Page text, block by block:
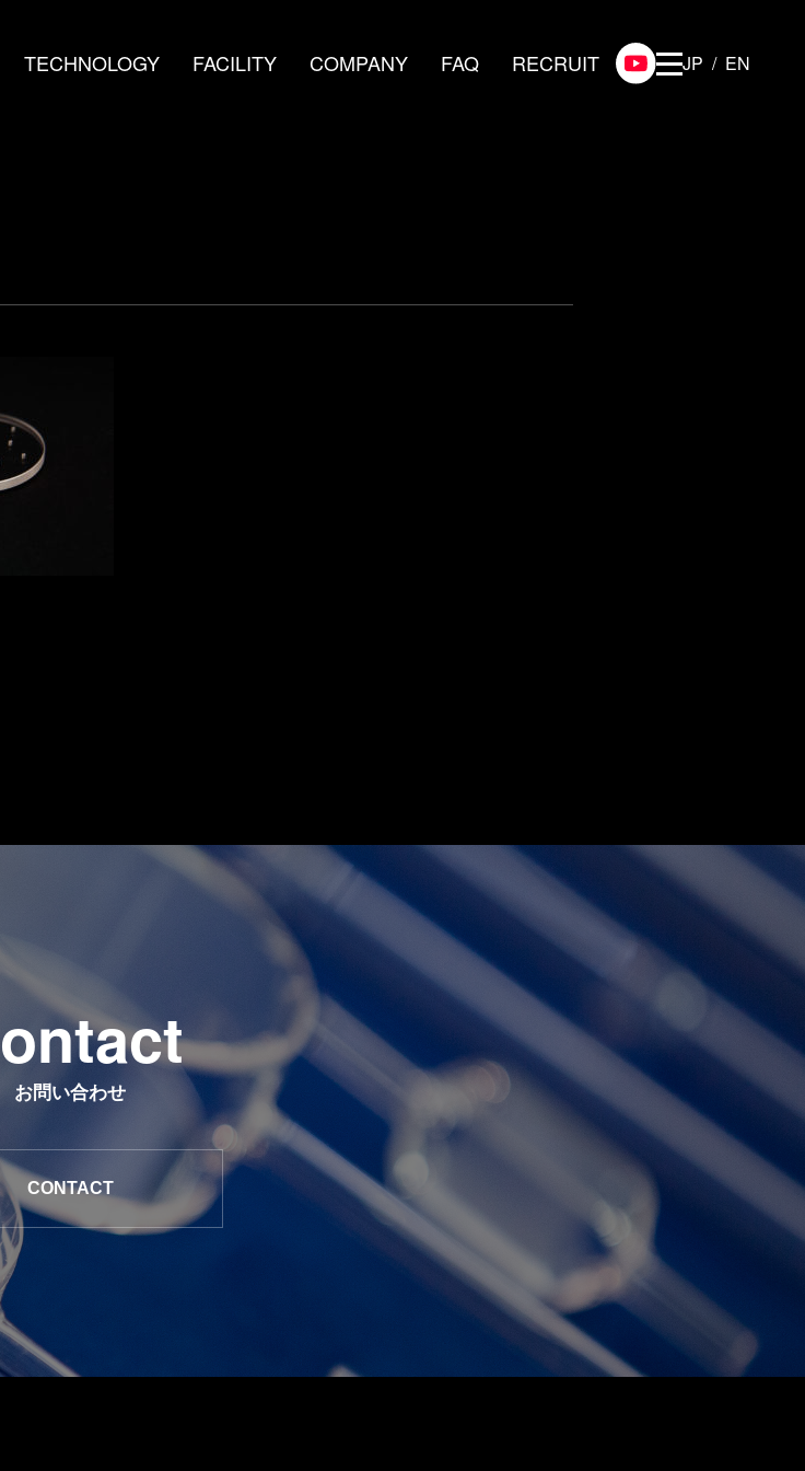
TECHNOLOGY FACILITY COMPANY FAQ RECRUIT EN
JP
ontact
お問い合わせ
CONTACT